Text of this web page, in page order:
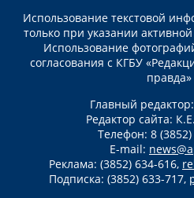
Использование текстовой
только при указании
Использование
согласования с КГБУ
правда»
Главный
Редактор сайта:
Телефон: 8
E-mail:
Реклама: (3852) 634-616,
Подписка: (3852) 633-717,